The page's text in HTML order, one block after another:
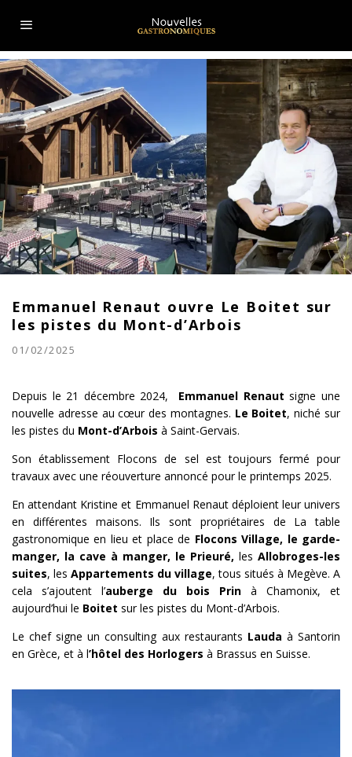
Emmanuel Renaut ouvre Le Boitet sur
les pistes du Mont-d’Arbois
01/02/2025
Depuis le 21 décembre 2024, Emmanuel Renaut signe une
nouvelle adresse au cœur des montagnes. Le Boitet, niché sur
les pistes du Mont-d’Arbois à Saint-Gervais.
Son établissement Flocons de sel est toujours fermé pour
travaux avec une réouverture annoncé pour le printemps 2025.
En attendant Kristine et Emmanuel Renaut déploient leur univers
en différentes maisons. Ils sont propriétaires de La table
gastronomique en lieu et place de Flocons Village, le garde-
manger, la cave à manger, le Prieuré, les Allobroges-les
suites, les Appartements du village, tous situés à Megève. A
cela s’ajoutent l’auberge du bois Prin à Chamonix, et
aujourd’hui le Boitet sur les pistes du Mont-d’Arbois.
Le chef signe un consulting aux restaurants Lauda à Santorin
en Grèce, et à l’hôtel des Horlogers à Brassus en Suisse.